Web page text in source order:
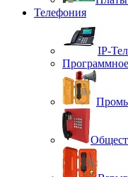
Телефония
IP-